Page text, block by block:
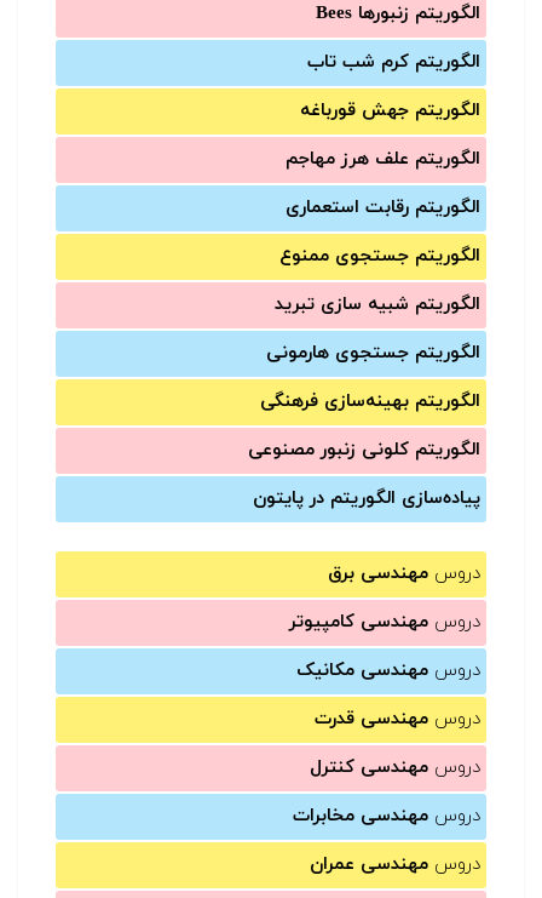
الگوریتم زنبورها Bees
الگوریتم کرم شب تاب
الگوریتم جهش قورباغه
الگوریتم علف هرز مهاجم
الگوریتم رقابت استعماری
الگوریتم جستجوی ممنوع
الگوریتم شبیه سازی تبرید
الگوریتم جستجوی هارمونی
الگوریتم بهینه‌سازی فرهنگی
الگوریتم کلونی زنبور مصنوعی
پیاده‌سازی الگوریتم در پایتون
دروس مهندسی برق
دروس مهندسی کامپیوتر
دروس مهندسی مکانیک
دروس مهندسی قدرت
دروس مهندسی کنترل
دروس مهندسی مخابرات
دروس مهندسی عمران